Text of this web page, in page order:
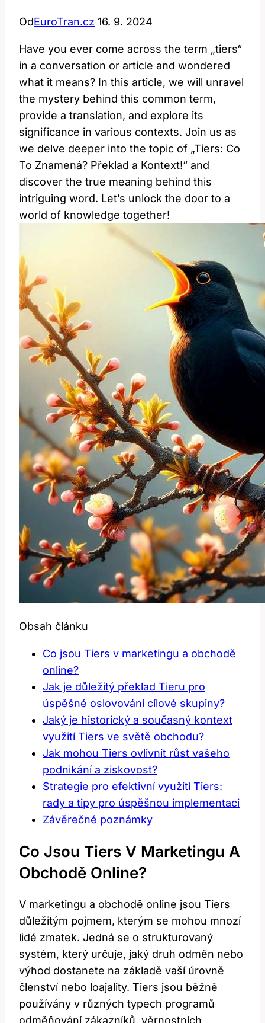
OdEuroTran.cz 16. 9. 2024
Have you ever come across the term „tiers“
in a conversation or article and wondered
what it means? In this article, we will unravel
the mystery behind this common term,
provide a translation, and explore its
significance in various contexts. Join us as
we delve deeper into the topic of „Tiers: Co
To Znamená? Překlad a Kontext!“ and
discover the true meaning behind this
intriguing word. Let’s unlock the door to a
world of knowledge together!
Obsah článku
Co jsou Tiers v marketingu a obchodě
online?
Jak je důležitý překlad Tieru pro
úspěšné oslovování cílové skupiny?
Jaký je historický a současný kontext
využití Tiers ve světě obchodu?
Jak mohou Tiers ovlivnit růst vašeho
podnikání a ziskovost?
Strategie pro efektivní využití Tiers:
rady a tipy pro úspěšnou implementaci
Závěrečné poznámky
Co Jsou Tiers V Marketingu A
Obchodě Online?
V marketingu a obchodě online jsou Tiers
důležitým pojmem, kterým se mohou mnozí
lidé zmatek. Jedná se o strukturovaný
systém, který určuje, jaký druh odměn nebo
výhod dostanete na základě vaší úrovně
členství nebo loajality. Tiers jsou běžně
používány v různých typech programů
odměňování zákazníků, věrnostních